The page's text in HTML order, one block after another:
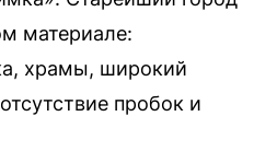
материале:
храмы, широкий
пробок и